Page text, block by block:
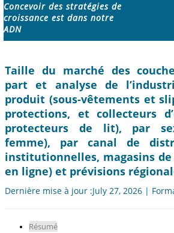
Concevoir des stratégies de
croissance est dans notre
ADN
Taille du marché des
part et analyse de
produit (sous-vêtements et
protections, et collecteurs
protecteurs de lit), par
femme), par canal de
institutionnelles, magasins
en ligne) et prévisions
Dernière mise à jour :July 27, 2026 |
Résumé